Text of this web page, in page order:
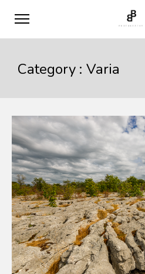
Category : Varia